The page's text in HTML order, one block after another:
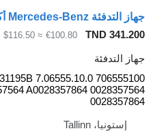
€100.80
≈ $116.50
706555100 7.06555.10.0 9031195B
A0028357564 A0028357864